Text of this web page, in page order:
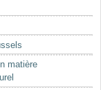
matière